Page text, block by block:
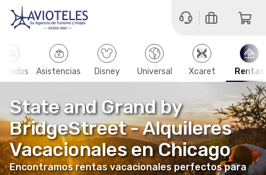
Asistencias Disney Universal Xcaret Rentas
State and Grand by
BridgeStreet - Alquileres
Vacacionales en Chicago
Encontramos rentas vacacionales perfectos para